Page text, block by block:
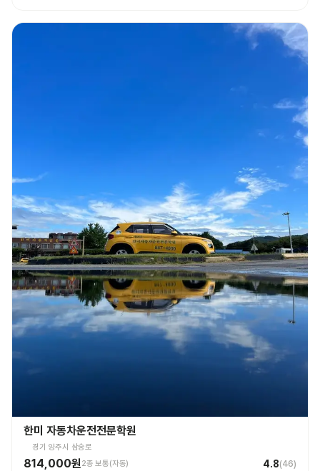
한미 자동차운전전문학원
경기 양주시 삼숭로
814,000원2종 보통(자동) 4.8(46)